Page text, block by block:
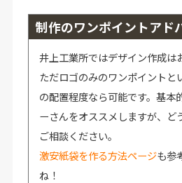
制作のワンポイントアド
井上工業所ではデザイン作成は
ただロゴのみのワンポイントと
の配置程度なら可能です。基本
ーさんをオススメしますが、ど
ご相談ください。
激安紙袋を作る方法ページも参
ね！